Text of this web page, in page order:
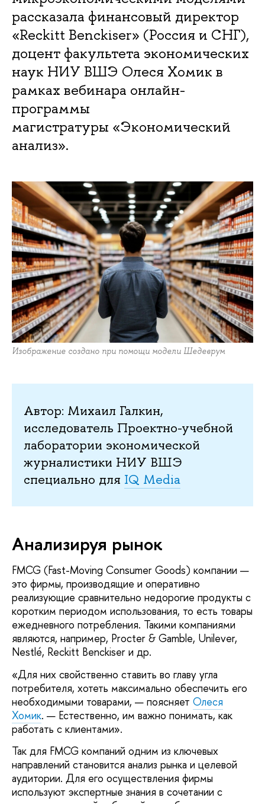
рассказала финансовый директор
«Reckitt Benckiser» (Россия и СНГ),
доцент факультета экономических
наук НИУ ВШЭ Олеся Хомик в
рамках вебинара онлайн-
программы
магистратуры «Экономический
анализ».
Изображение создано при помощи модели Шедеврум
Автор: Михаил Галкин,
исследователь Проектно-учебной
лаборатории экономической
журналистики НИУ ВШЭ
специально для IQ Media
Анализируя рынок
FMCG (Fast-Moving Consumer Goods) компании —
это фирмы, производящие и оперативно
реализующие сравнительно недорогие продукты с
коротким периодом использования, то есть товары
ежедневного потребления. Такими компаниями
являются, например, Procter & Gamble, Unilever,
Nestlé, Reckitt Benckiser и др.
«Для них свойственно ставить во главу угла
потребителя, хотеть максимально обеспечить его
необходимыми товарами, — поясняет Олеся
Хомик. — Естественно, им важно понимать, как
работать с клиентами».
Так для FMCG компаний одним из ключевых
направлений становится анализ рынка и целевой
аудитории. Для его осуществления фирмы
используют экспертные знания в сочетании с